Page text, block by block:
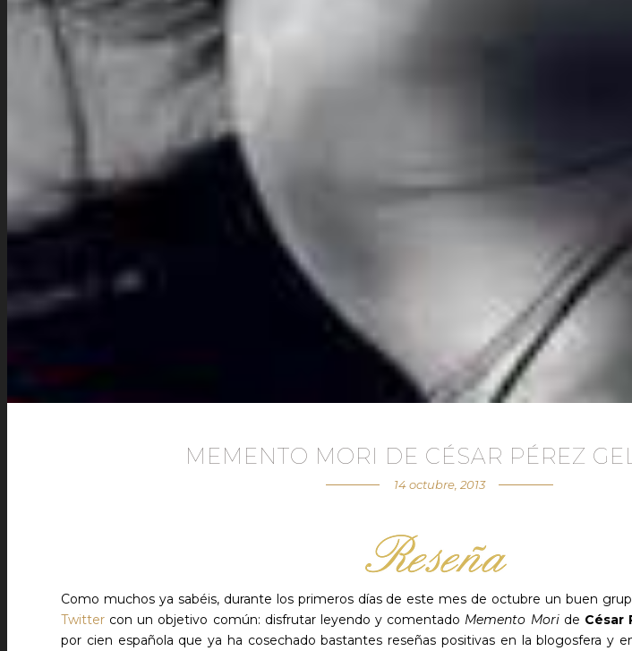
MEMENTO MORI DE CÉSAR PÉREZ
14 octubre, 2013
Como muchos ya sabéis, durante los primeros días de este mes de octubre un buen
Twitter con un objetivo común: disfrutar leyendo y comentado Memento Moride César
por cien española que ya ha cosechado bastantes reseñas positivas en la blogosfera y